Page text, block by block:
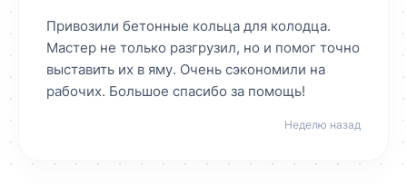
Привозили бетонные кольца для колодца.
Мастер не только разгрузил, но и помог точно
выставить их в яму. Очень сэкономили на
рабочих. Большое спасибо за помощь!
Неделю назад